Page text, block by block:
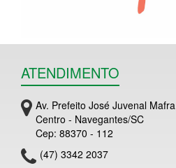
ATENDIMENTO
Av. Prefeito José Juvenal
Centro - Navegantes/SC
Cep: 88370 - 112
(47) 3342 2037